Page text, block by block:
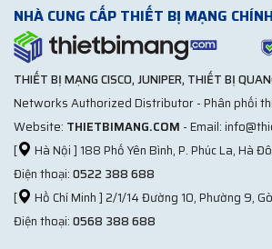
NHÀ CUNG CẤP THIẾT BỊ MẠNG
THIẾT BỊ MẠNG CISCO, JUNIPER, THIẾT BỊ
Networks Authorized Distributor - Phân phối
Website: THIETBIMANG.COM - Email:
[
Hà Nội ] 188 Phố Yên Bình, P. Phúc La, Hà
Điện thoại:0522 388 688
[
Hồ Chí Minh ] 2/1/14 Đường 10, Phường 9,
Điện thoại:0568 388 688